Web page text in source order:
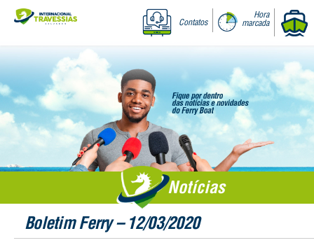
Contatos
Hora
marcada
Notícias
Boletim Ferry – 12/03/2020